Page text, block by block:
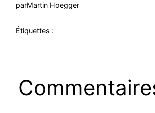
parMartin Hoegger
Étiquettes :